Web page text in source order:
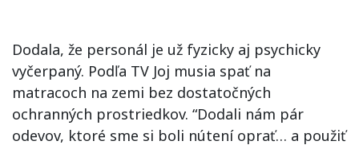
Dodala, že personál je už fyzicky aj psychicky
vyčerpaný. Podľa TV Joj musia spať na
matracoch na zemi bez dostatočných
ochranných prostriedkov. “Dodali nám pár
odevov, ktoré sme si boli nútení oprať… a použiť